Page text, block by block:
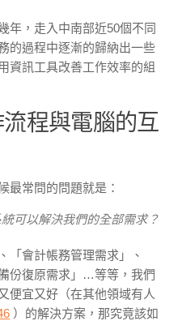
年，走入中南部近50個不同
的過程中逐漸的歸納出一些
資訊工具改善工作效率的組
程與電腦的互
最常問的問題就是：
可以解決我們的全部需求？
「會計帳務管理需求」、
份復原需求」…等等，我們
便宜又好（在其他領域有人
）的解決方案，那究竟該如